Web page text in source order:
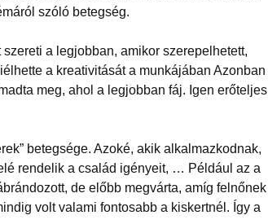
szóló betegség.
a legjobban, amikor szerepelhetett,
a kreativitását a munkájában Azonban
meg, ahol a legjobban fáj. Igen erőteljes
betegsége. Azoké, akik alkalmazkodnak,
rendelik a család igényeit, … Például az a
de előbb megvárta, amíg felnőnek
volt valami fontosabb a kiskertnél. Így a